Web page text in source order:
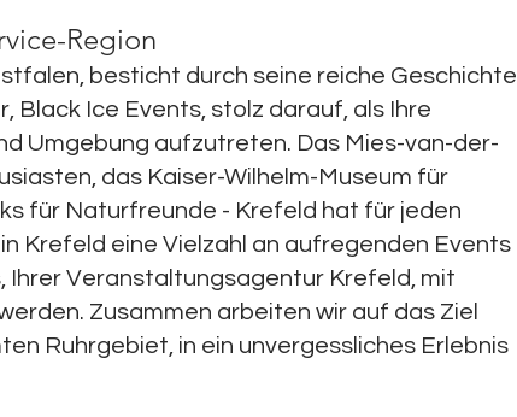
Region
besticht durch seine reiche Geschichte
Black Ice Events, stolz darauf, als Ihre
Umgebung aufzutreten. Das Mies-van-der-
das Kaiser-Wilhelm-Museum für
für Naturfreunde - Krefeld hat für jeden
Krefeld eine Vielzahl an aufregenden Events
Ihrer Veranstaltungsagentur Krefeld, mit
Zusammen arbeiten wir auf das Ziel
Ruhrgebiet, in ein unvergessliches Erlebnis